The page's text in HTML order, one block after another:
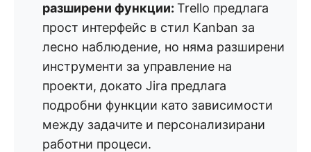
разширени функции: Trello предлага
прост интерфейс в стил Kanban за
лесно наблюдение, но няма разширени
инструменти за управление на
проекти, докато Jira предлага
подробни функции като зависимости
между задачите и персонализирани
работни процеси.